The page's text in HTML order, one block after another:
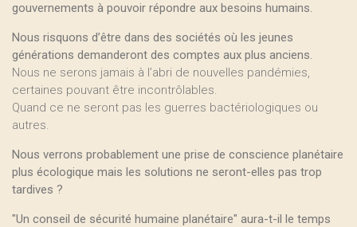
gouvernements à pouvoir répondre aux besoins humains.
Nous risquons d’être dans des sociétés où les jeunes
générations demanderont des comptes aux plus anciens.
Nous ne serons jamais à l’abri de nouvelles pandémies,
certaines pouvant être incontrôlables.
Quand ce ne seront pas les guerres bactériologiques ou
autres.
Nous verrons probablement une prise de conscience planétaire
plus écologique mais les solutions ne seront-elles pas trop
tardives ?
"Un conseil de sécurité humaine planétaire" aura-t-il le temps